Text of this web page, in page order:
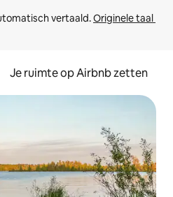
vertaald. Originele taal
Je ruimte op Airbnb zetten